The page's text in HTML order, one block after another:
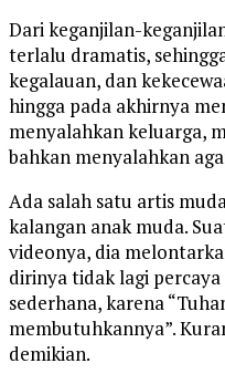
Dari keganjilan-
terlalu dramatis,
kegalauan, dan
hingga pada akhirnya
menyalahkan keluarga,
bahkan menyalahkan
Ada salah satu artis
kalangan anak muda.
videonya, dia
dirinya tidak lagi
sederhana, karena
membutuhkannya”.
demikian.